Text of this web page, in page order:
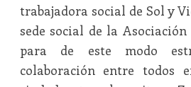
trabajadora social de Sol y
sede social de la Asociación
para de este modo
colaboración entre todos